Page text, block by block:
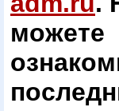
можете